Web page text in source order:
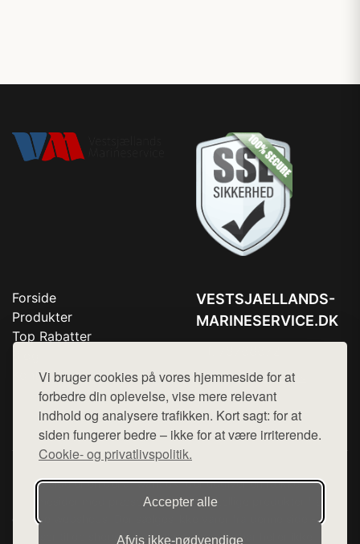
Vi bruger cookies på vores hjemmeside for at
forbedre din oplevelse, vise mere relevant
indhold og analysere trafikken. Kort sagt: for at
siden fungerer bedre – ikke for at være irriterende.
Cookie- og privatlivspolitik.
Accepter alle
Afvis ikke‑nødvendige
Forside
Produkter
Top Rabatter
Kontakt
VESTSJAELLANDS-
MARINESERVICE.DK
Mail:hej@want.dk
Cookie- og privatlivspolitik
Denne side er en del af want.dk, der udgiver en række
hjemmesider med præsentation af forskellige produkter fra
diverse webshops. Der sælges ikke varer fra denne side - vi
henviser til de shops, som sælger varen. Vi har heller ikke